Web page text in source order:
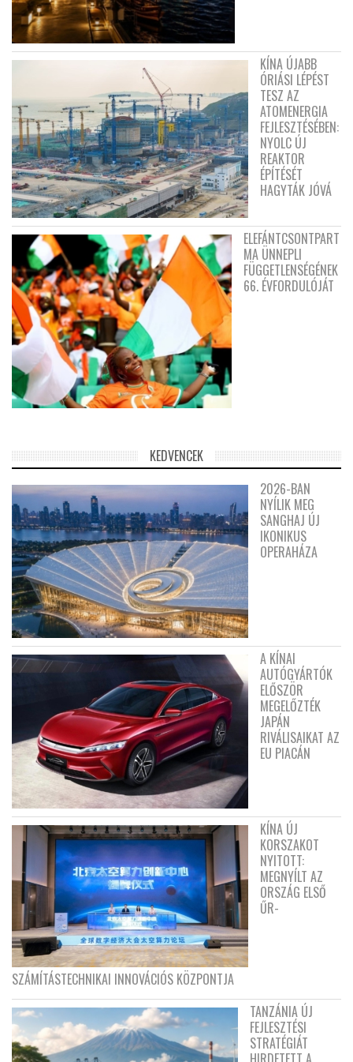
KÍNA ÚJABB
ÓRIÁSI LÉPÉST
TESZ AZ
ATOMENERGIA
FEJLESZTÉSÉBEN:
NYOLC ÚJ
REAKTOR
ÉPÍTÉSÉT
HAGYTÁK JÓVÁ
ELEFÁNTCSONTPART
MA ÜNNEPLI
FÜGGETLENSÉGÉNEK
66. ÉVFORDULÓJÁT
KEDVENCEK
2026-BAN
NYÍLIK MEG
SANGHAJ ÚJ
IKONIKUS
OPERAHÁZA
A KÍNAI
AUTÓGYÁRTÓK
ELŐSZÖR
MEGELŐZTÉK
JAPÁN
RIVÁLISAIKAT AZ
EU PIACÁN
KÍNA ÚJ
KORSZAKOT
NYITOTT:
MEGNYÍLT AZ
ORSZÁG ELSŐ
ŰR-
SZÁMÍTÁSTECHNIKAI INNOVÁCIÓS KÖZPONTJA
TANZÁNIA ÚJ
FEJLESZTÉSI
STRATÉGIÁT